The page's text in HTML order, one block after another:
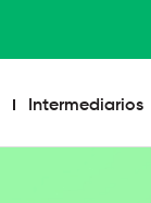
Intermediarios